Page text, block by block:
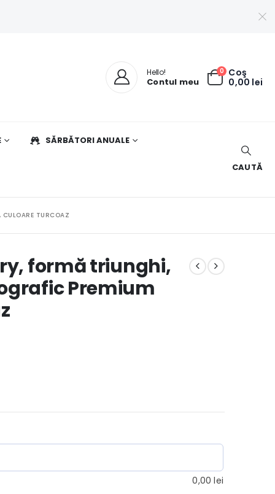
Hello!
Contul meu
0 Coş
0,00 lei
SĂRBĂTORI ANUALE
CAUTĂ
TURCOAZ
formă triunghi,
Premium
0,00lei